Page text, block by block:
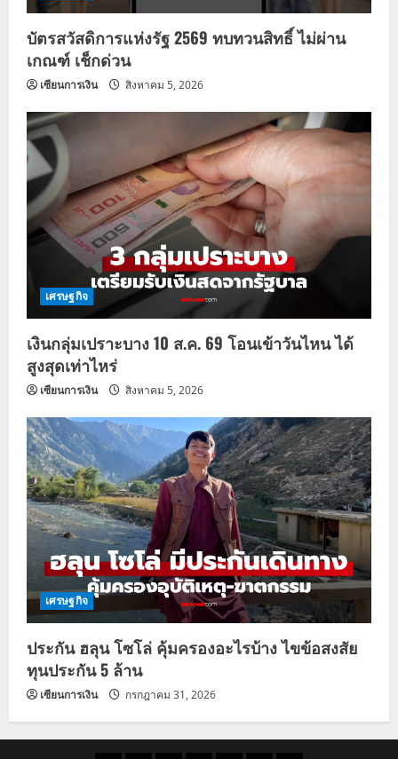
บัตรสวัสดิการแห่งรัฐ 2569 ทบทวนสิทธิ์ ไม่ผ่าน
เกณฑ์ เช็กด่วน
เซียนการเงิน สิงหาคม 5, 2026
เศรษฐกิจ
เงินกลุ่มเปราะบาง 10 ส.ค. 69 โอนเข้าวันไหน ได้
สูงสุดเท่าไหร่
เซียนการเงิน สิงหาคม 5, 2026
เศรษฐกิจ
ประกัน ฮลุน โซโล่ คุ้มครองอะไรบ้าง ไขข้อสงสัย
ทุนประกัน 5 ล้าน
เซียนการเงิน กรกฎาคม 31, 2026